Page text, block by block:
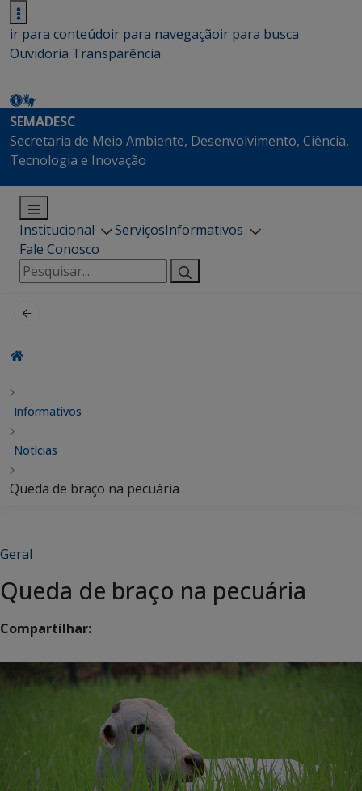
ir para conteúdoir para navegaçãoir para busca
Ouvidoria Transparência
SEMADESC
Secretaria de Meio Ambiente, Desenvolvimento, Ciência,
Tecnologia e Inovação
Institucional ServiçosInformativos
Fale Conosco
Pesquisar
por:
Informativos
Notícias
Queda de braço na pecuária
Geral
Queda de braço na pecuária
Compartilhar: